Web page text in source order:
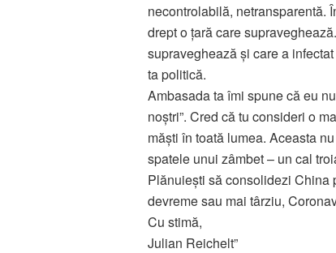
necontrolabilă, netransparentă.
drept o țară care
supraveghează și care a
ta politică.
Ambasada ta îmi spune că eu
noștri”. Cred că tu consideri o
măști în toată lumea. Aceasta
spatele unui zâmbet – un cal
Plănuiești să consolidezi China
devreme sau mai târziu,
Cu stimă,
Julian Reichelt”